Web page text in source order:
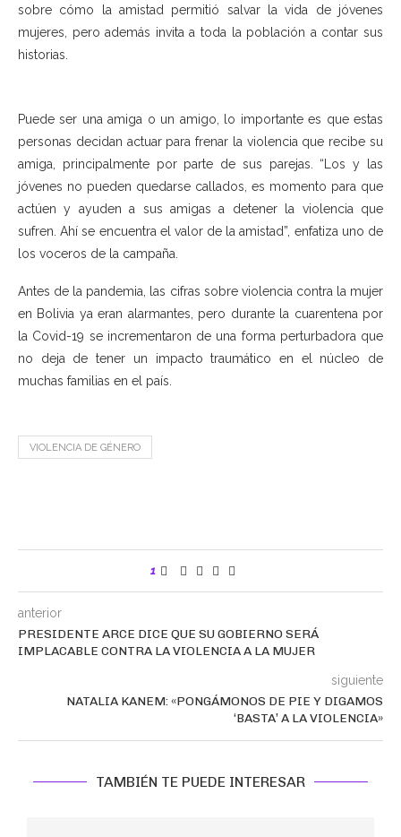
sobre cómo la amistad permitió salvar la vida de jóvenes
mujeres, pero además invita a toda la población a contar sus
historias.
Puede ser una amiga o un amigo, lo importante es que estas
personas decidan actuar para frenar la violencia que recibe su
amiga, principalmente por parte de sus parejas. “Los y las
jóvenes no pueden quedarse callados, es momento para que
actúen y ayuden a sus amigas a detener la violencia que
sufren. Ahí se encuentra el valor de la amistad”, enfatiza uno de
los voceros de la campaña.
Antes de la pandemia, las cifras sobre violencia contra la mujer
en Bolivia ya eran alarmantes, pero durante la cuarentena por
la Covid-19 se incrementaron de una forma perturbadora que
no deja de tener un impacto traumático en el núcleo de
muchas familias en el país.
VIOLENCIA DE GÉNERO
1
anterior
PRESIDENTE ARCE DICE QUE SU GOBIERNO SERÁ
IMPLACABLE CONTRA LA VIOLENCIA A LA MUJER
siguiente
NATALIA KANEM: «PONGÁMONOS DE PIE Y DIGAMOS
‘BASTA’ A LA VIOLENCIA»
TAMBIÉN TE PUEDE INTERESAR